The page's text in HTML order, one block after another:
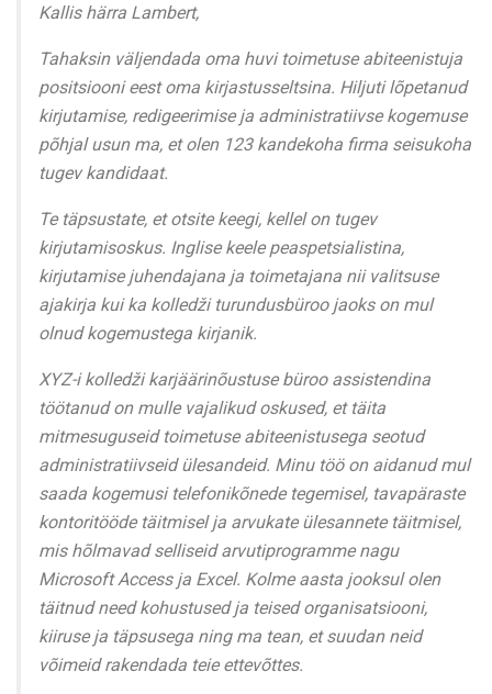
Kallis härra Lambert,
Tahaksin väljendada oma huvi toimetuse abiteenistuja
positsiooni eest oma kirjastusseltsina. Hiljuti lõpetanud
kirjutamise, redigeerimise ja administratiivse kogemuse
põhjal usun ma, et olen 123 kandekoha firma seisukoha
tugev kandidaat.
Te täpsustate, et otsite keegi, kellel on tugev
kirjutamisoskus. Inglise keele peaspetsialistina,
kirjutamise juhendajana ja toimetajana nii valitsuse
ajakirja kui ka kolledži turundusbüroo jaoks on mul
olnud kogemustega kirjanik.
XYZ-i kolledži karjäärinõustuse büroo assistendina
töötanud on mulle vajalikud oskused, et täita
mitmesuguseid toimetuse abiteenistusega seotud
administratiivseid ülesandeid. Minu töö on aidanud mul
saada kogemusi telefonikõnede tegemisel, tavapäraste
kontoritööde täitmisel ja arvukate ülesannete täitmisel,
mis hõlmavad selliseid arvutiprogramme nagu
Microsoft Access ja Excel. Kolme aasta jooksul olen
täitnud need kohustused ja teised organisatsiooni,
kiiruse ja täpsusega ning ma tean, et suudan neid
võimeid rakendada teie ettevõttes.